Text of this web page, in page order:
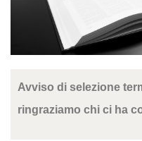
Avviso di selezione
ringraziamo chi ci ha